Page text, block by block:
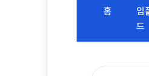
홈
임
드